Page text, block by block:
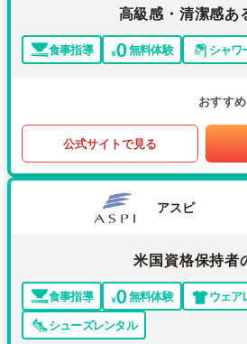
高級感・清潔感あ
食事指導 無料体験 シャワ
おすす
公式サイトで見る
アスピ
米国資格保持者
食事指導 無料体験
ウェア
シューズレンタル